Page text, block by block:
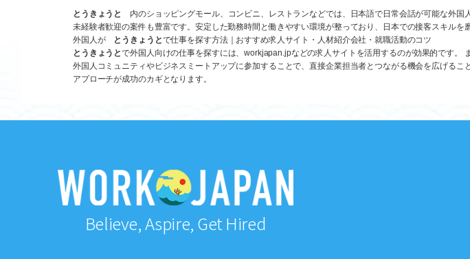
とうきょうと
内のショッピングモール、コンビニ、レストランなどでは、日本語で日常会話が可能な外国
未経験者歓迎の案件も豊富です。安定した勤務時間と働きやすい環境が整っており、日本での接客スキルを
外国人が
とうきょうとで仕事を探す方法｜おすすめ求人サイト・人材紹介会社・就職活動のコツ
とうきょうとで外国人向けの仕事を探すには、workjapan.jpなどの求人サイトを活用するのが効果的です
外国人コミュニティやビジネスミートアップに参加することで、直接企業担当者とつながる機会を広げる
アプローチが成功のカギとなります。
Believe, Aspire, Get Hired